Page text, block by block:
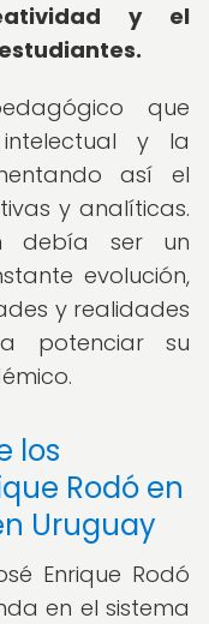
y el
que
y la
así el
y analíticas.
debía ser un
evolución,
y realidades
potenciar su
los
Rodó en
Uruguay
Enrique Rodó
en el sistema